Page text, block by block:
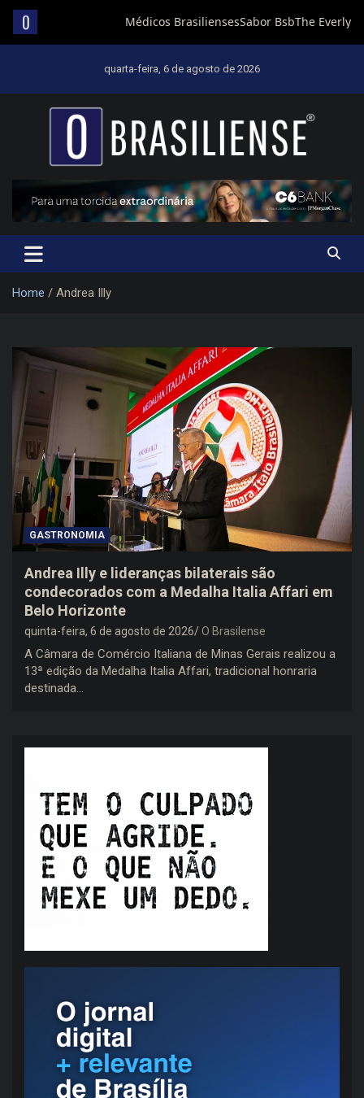
quarta-feira, 6 de agosto de 2026
Um diário de notícias que trabalha por Brasília
Home Andrea Illy
GASTRONOMIA
Andrea Illy e lideranças bilaterais são
condecorados com a Medalha Italia Affari em
Belo Horizonte
quinta-feira, 6 de agosto de 2026 O Brasilense
A Câmara de Comércio Italiana de Minas Gerais realizou a
13ª edição da Medalha Italia Affari, tradicional honraria
destinada…